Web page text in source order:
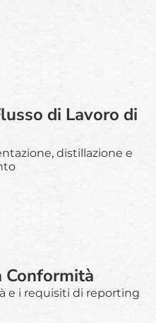
di Lavoro di
distillazione e
Conformità
e i requisiti di reporting